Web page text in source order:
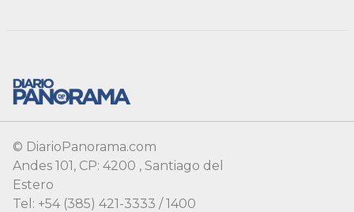
© DiarioPanorama.com
Andes 101, CP: 4200 , Santiago del
Estero
Tel: +54 (385) 421-3333 / 1400